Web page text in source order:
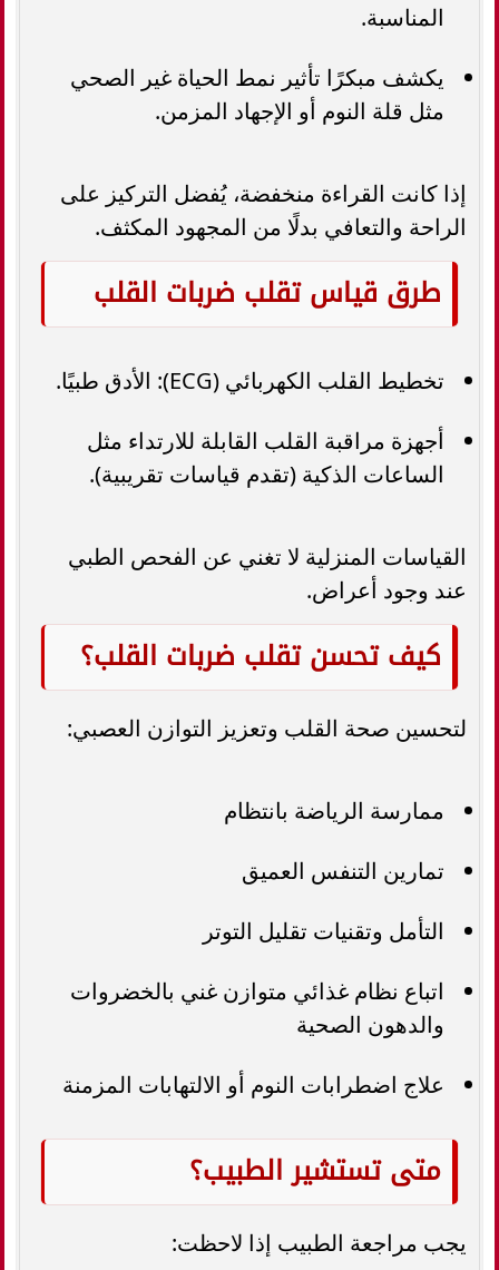
المناسبة.
يكشف مبكرًا تأثير نمط الحياة غير الصحي
مثل قلة النوم أو الإجهاد المزمن.
إذا كانت القراءة منخفضة، يُفضل التركيز على
الراحة والتعافي بدلًا من المجهود المكثف.
طرق قياس تقلب ضربات القلب
تخطيط القلب الكهربائي (ECG): الأدق طبيًا.
أجهزة مراقبة القلب القابلة للارتداء مثل
الساعات الذكية (تقدم قياسات تقريبية).
القياسات المنزلية لا تغني عن الفحص الطبي
عند وجود أعراض.
كيف تحسن تقلب ضربات القلب؟
لتحسين صحة القلب وتعزيز التوازن العصبي:
ممارسة الرياضة بانتظام
تمارين التنفس العميق
التأمل وتقنيات تقليل التوتر
اتباع نظام غذائي متوازن غني بالخضروات
والدهون الصحية
علاج اضطرابات النوم أو الالتهابات المزمنة
متى تستشير الطبيب؟
يجب مراجعة الطبيب إذا لاحظت: